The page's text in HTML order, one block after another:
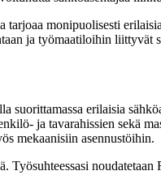
monipuolisesti
ja työmaatiloihin
suorittamassa erilaisia
ja tavarahissien sekä
mekaanisiin asennustöihin.
Työsuhteessasi